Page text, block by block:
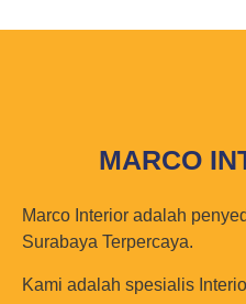
MARCO
Marco Interior adalah
Surabaya Terpercaya.
Kami adalah spesialis